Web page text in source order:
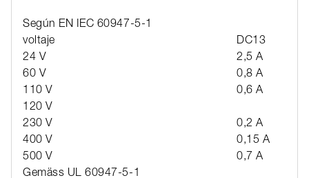
Según EN IEC 60947-5-1
voltaje
DC13
24 V
2,5 A
60 V
0,8 A
110 V
0,6 A
120 V
230 V
0,2 A
400 V
0,15 A
500 V
0,7 A
Gemäss UL 60947-5-1